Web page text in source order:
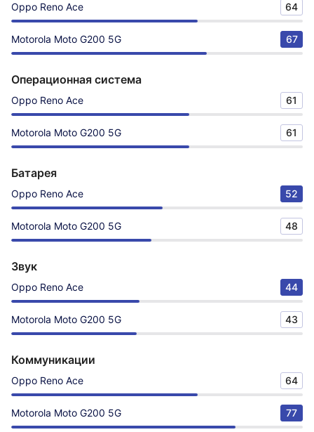
Oppo Reno Ace 64
Motorola Moto G200 5G 67
Операционная система
Oppo Reno Ace 61
Motorola Moto G200 5G 61
Батарея
Oppo Reno Ace 52
Motorola Moto G200 5G 48
Звук
Oppo Reno Ace 44
Motorola Moto G200 5G 43
Коммуникации
Oppo Reno Ace 64
Motorola Moto G200 5G 77